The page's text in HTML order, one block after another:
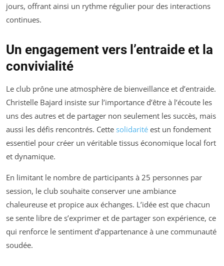
jours, offrant ainsi un rythme régulier pour des interactions
continues.
Un engagement vers l’entraide et la
convivialité
Le club prône une atmosphère de bienveillance et d’entraide.
Christelle Bajard insiste sur l’importance d’être à l’écoute les
uns des autres et de partager non seulement les succès, mais
aussi les défis rencontrés. Cette solidarité est un fondement
essentiel pour créer un véritable tissus économique local fort
et dynamique.
En limitant le nombre de participants à 25 personnes par
session, le club souhaite conserver une ambiance
chaleureuse et propice aux échanges. L’idée est que chacun
se sente libre de s’exprimer et de partager son expérience, ce
qui renforce le sentiment d’appartenance à une communauté
soudée.